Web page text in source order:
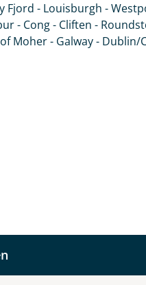
Fjord - Louisburgh -
- Cong - Cliften -
Moher - Galway - Dublin/
Urlaub - so individuell
Sie, um alles
Anzahl Kinder